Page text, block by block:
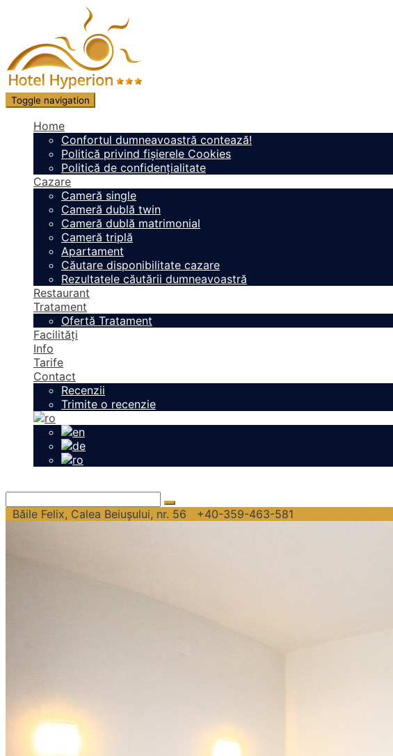
Toggle navigation
Home
Confortul dumneavoastră contează!
Politică privind fișierele Cookies
Politică de confidențialitate
Cazare
Cameră single
Cameră dublă twin
Cameră dublă matrimonial
Cameră triplă
Apartament
Căutare disponibilitate cazare
Rezultatele căutării dumneavoastră
Restaurant
Tratament
Ofertă Tratament
Facilități
Info
Tarife
Contact
Recenzii
Trimite o recenzie
Băile Felix, Calea Beiușului, nr. 56 +40-359-463-581